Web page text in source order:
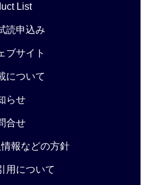
List
読申込み
ブサイト
について
らせ
合せ
報などの方針
用について